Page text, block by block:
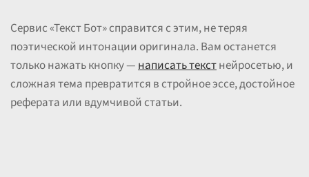
Сервис «Текст Бот» справится с этим, не теряя
поэтической интонации оригинала. Вам останется
только нажать кнопку —написать текстнейросетью, и
сложная тема превратится в стройное эссе, достойное
реферата или вдумчивой статьи.